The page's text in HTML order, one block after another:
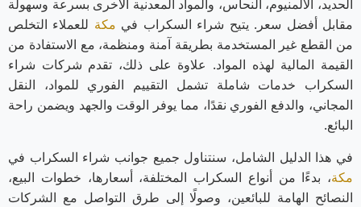
الحديد، الألمنيوم، النحاس، والمواد المعدنية الأخرى بسرعة وسهولة
مقابل أفضل سعر. يتيح شراء السكراب في مكة للعملاء التخلص
من القطع غير المستخدمة بطريقة آمنة ومنظمة، مع الاستفادة من
القيمة المالية لهذه المواد. علاوة على ذلك، تقدم شركات شراء
السكراب خدمات شاملة تشمل التقييم الفوري للمواد، النقل
المجاني، والدفع الفوري نقدًا، مما يوفر الوقت والجهد ويضمن راحة
البائع.
في هذا الدليل الشامل، سنتناول جميع جوانب شراء السكراب في
مكة، بدءًا من أنواع السكراب المختلفة، أسعارها، خطوات البيع،
النصائح الهامة للبائعين، وصولًا إلى طرق التواصل مع الشركات